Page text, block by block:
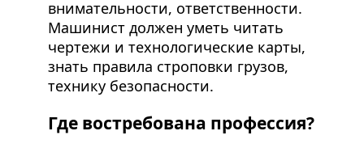
внимательности, ответственности.
Машинист должен уметь читать
чертежи и технологические карты,
знать правила строповки грузов,
технику безопасности.
Где востребована профессия?